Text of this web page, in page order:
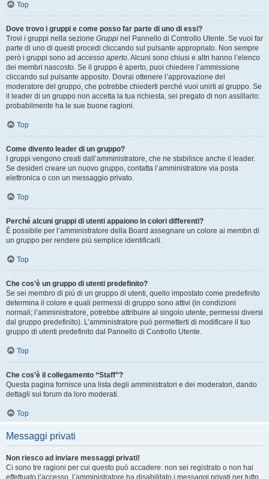
Top
Dove trovo i gruppi e come posso far parte di uno di essi?
Trovi i gruppi nella sezione Gruppi nel Pannello di Controllo Utente. Se vuoi far
parte di uno di questi procedi cliccando sul pulsante appropriato. Non sempre
però i gruppi sono ad accesso aperto. Alcuni sono chiusi e altri hanno l’elenco
dei membri nascosto. Se il gruppo è aperto, puoi chiedere l’ammissione
cliccando sul pulsante apposito. Dovrai ottenere l’approvazione del
moderatore del gruppo, che potrebbe chiederti perché vuoi unirti al gruppo. Se
il leader di un gruppo non accetta la tua richiesta, sei pregato di non assillarlo:
probabilmente ha le sue buone ragioni.
Top
Come divento leader di un gruppo?
I gruppi vengono creati dall’amministratore, che ne stabilisce anche il leader.
Se desideri creare un nuovo gruppo, contatta l’amministratore via posta
elettronica o con un messaggio privato.
Top
Perché alcuni gruppi di utenti appaiono in colori differenti?
È possibile per l’amministratore della Board assegnare un colore ai membri di
un gruppo per rendere più semplice identificarli.
Top
Che cos’è un gruppo di utenti predefinito?
Se sei membro di più di un gruppo di utenti, quello impostato come predefinito
determina il colore e quali permessi di gruppo sono attivi (in condizioni
normali; l’amministratore, potrebbe attribuire al singolo utente, permessi diversi
dal gruppo predefinito). L’amministratore può permetterti di modificare il tuo
gruppo di utenti predefinito dal Pannello di Controllo Utente.
Top
Che cos’è il collegamento “Staff”?
Questa pagina fornisce una lista degli amministratori e dei moderatori, dando
dettagli sui forum da loro moderati.
Top
Messaggi privati
Non riesco ad inviare messaggi privati!
Ci sono tre ragioni per cui questo può accadere: non sei registrato o non hai
effettuato l’accesso, l’amministratore ha disabilitato i messaggi privati per tutto